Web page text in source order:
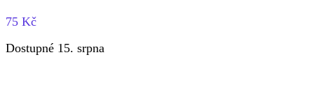
75 Kč
Dostupné 15. srpna